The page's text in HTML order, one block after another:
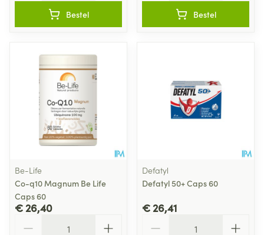
Bestel Bestel
Be-Life
Co-q10 Magnum Be Life
Caps 60
€ 26,40
Defatyl
Defatyl 50+ Caps 60
€ 26,41